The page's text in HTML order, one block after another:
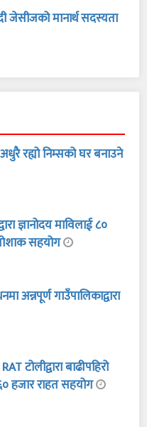
जेसीजको मानार्थ सदस्यता
रह्यो निम्सको घर बनाउने
ज्ञानोदय माविलाई ८०
सहयोग
अन्नपूर्ण गाउँपालिकाद्वारा
टोलीद्वारा बाढीपहिरो
हजार राहत सहयोग